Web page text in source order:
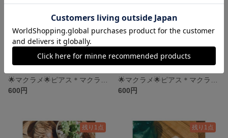
600円
600円
残り1点 残り1点